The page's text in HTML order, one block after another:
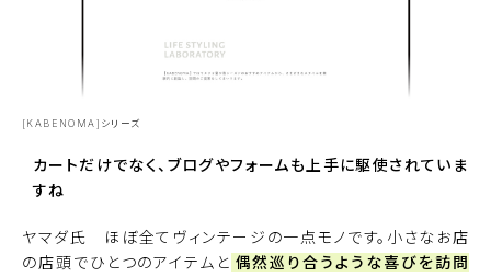
[KABENOMA]シリーズ
カートだけでなく、ブログやフォームも上手に駆使されていま
すね
ヤマダ氏 ほぼ全てヴィンテージの一点モノです。小さなお店
の店頭でひとつのアイテムと 偶然巡り合うような喜びを訪問